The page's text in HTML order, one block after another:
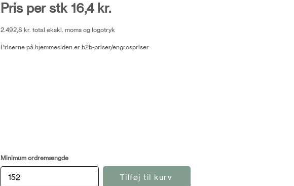
Pris per stk 16,4 kr.
2.492,8 kr. total ekskl. moms og logotryk
Priserne på hjemmesiden er b2b-priser/engrospriser
Minimum ordremængde
Tilføj til kurv